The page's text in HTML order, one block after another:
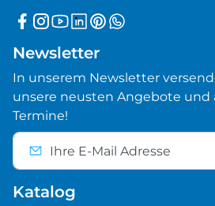
Newsletter
In unserem Newsletter
unsere neusten Angebote und
Termine!
Katalog